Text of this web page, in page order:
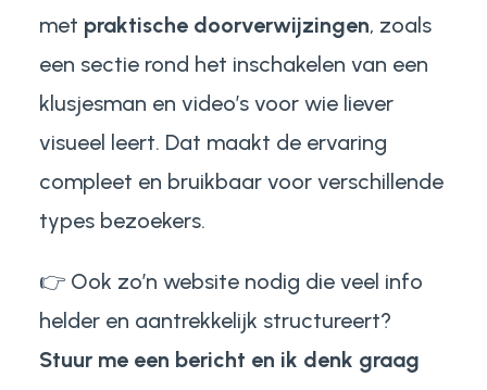
met praktische doorverwijzingen, zoals
een sectie rond het inschakelen van een
klusjesman en video’s voor wie liever
visueel leert. Dat maakt de ervaring
compleet en bruikbaar voor verschillende
types bezoekers.
👉 Ook zo’n website nodig die veel info
helder en aantrekkelijk structureert?
Stuur me een bericht en ik denk graag